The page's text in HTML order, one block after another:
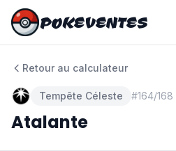
POKEVENTES
POKEVENTES
Retour au calculateur
Tempête Céleste #164/168
Atalante